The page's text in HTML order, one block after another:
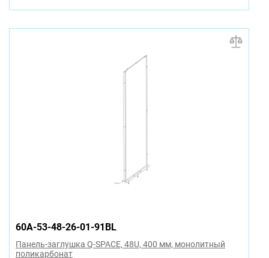
60A-53-48-26-01-91BL
Панель-заглушка Q-SPACE, 48U, 400 мм, монолитный
поликарбонат